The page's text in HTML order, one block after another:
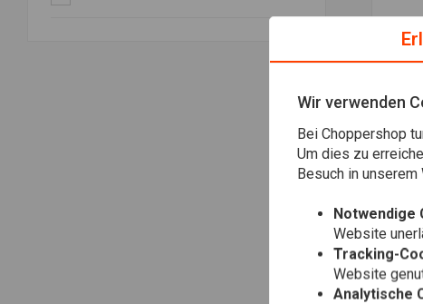
Wir verwenden
Bei Choppershop
Um dies zu
Besuch in
Notwendige
Website
Tracking-
Website
Analytische